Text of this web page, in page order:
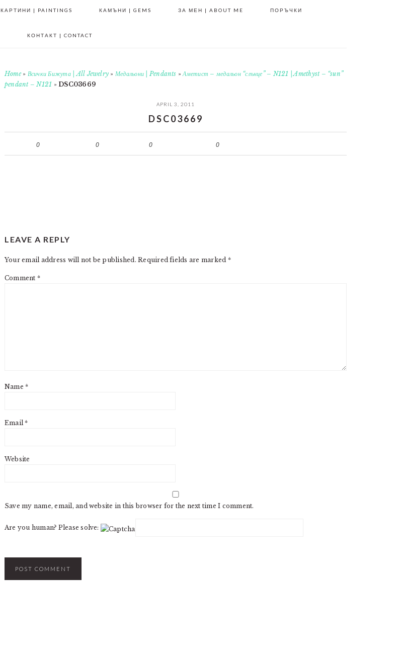
КАРТИНИ | PAINTINGS КАМЪНИ | GEMS ЗА МЕН | ABOUT ME ПОРЪЧКИ
КОНТАКТ | CONTACT
Home» Всички Бижута | All Jewelry » Медальони | Pendants »Аметист – медальон “слънце” – N121 | Amethyst – “sun”
pendant – N121 »DSC03669
APRIL 3, 2011
DSC03669
0 0 0 0
INTERACTIONS
LEAVE A REPLY
Your email address will not be published. Required fields are marked *
Comment *
Name*
Email*
Website
Save my name, email, and website in this browser for the next time I comment.
Are you human? Please solve: